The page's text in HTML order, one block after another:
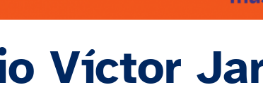
Víctor